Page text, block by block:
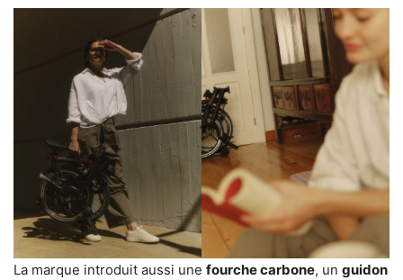
La marque introduit aussi une fourche carbone, un guidon